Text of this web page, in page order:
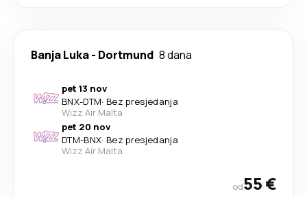
Banja Luka- Dortmund 8 dana
pet 13 nov
BNX-DTM· Bez presjedanja
Wizz Air Malta
pet 20 nov
DTM-BNX· Bez presjedanja
Wizz Air Malta
od55 €